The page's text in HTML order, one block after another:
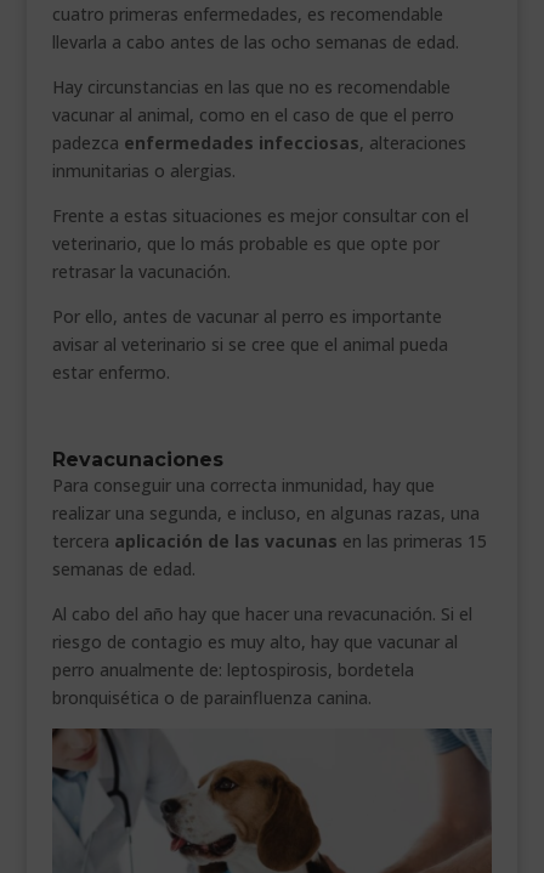
cuatro primeras enfermedades, es recomendable
llevarla a cabo antes de las ocho semanas de edad.
Hay circunstancias en las que no es recomendable
vacunar al animal, como en el caso de que el perro
padezca enfermedades infecciosas, alteraciones
inmunitarias o alergias.
Frente a estas situaciones es mejor consultar con el
veterinario, que lo más probable es que opte por
retrasar la vacunación.
Por ello, antes de vacunar al perro es importante
avisar al veterinario si se cree que el animal pueda
estar enfermo.
Revacunaciones
Para conseguir una correcta inmunidad, hay que
realizar una segunda, e incluso, en algunas razas, una
tercera aplicación de las vacunas en las primeras 15
semanas de edad.
Al cabo del año hay que hacer una revacunación. Si el
riesgo de contagio es muy alto, hay que vacunar al
perro anualmente de: leptospirosis, bordetela
bronquisética o de parainfluenza canina.